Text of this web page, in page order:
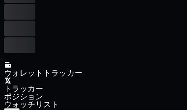
ウォレットトラッカー
トラッカー
ポジション
ウォッチリスト